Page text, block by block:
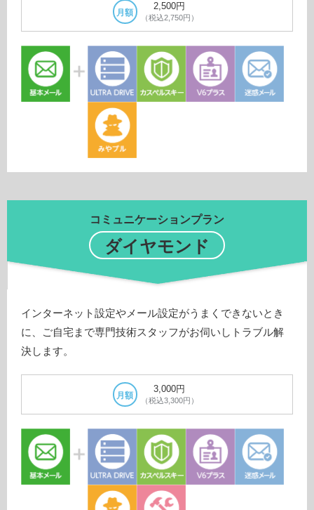
月額
2,500円
（税込2,750円）
コミュニケーションプラン
ダイヤモンド
インターネット設定やメール設定がうまくできないとき
に、ご自宅まで専門技術スタッフがお伺いしトラブル解
決します。
月額
3,000円
（税込3,300円）